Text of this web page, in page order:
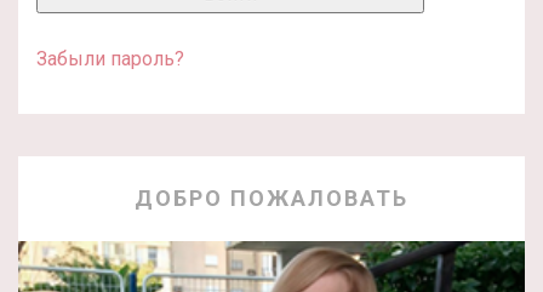
Забыли пароль?
ДОБРО ПОЖАЛОВАТЬ